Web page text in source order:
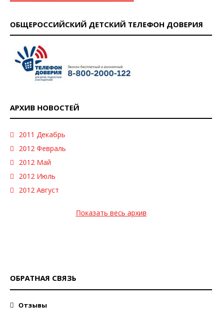
ОБЩЕРОССИЙСКИЙ ДЕТСКИЙ ТЕЛЕФОН ДОВЕРИЯ
АРХИВ НОВОСТЕЙ
2011 Декабрь
2012 Февраль
2012 Май
2012 Июль
2012 Август
Показать весь архив
ОБРАТНАЯ СВЯЗЬ
Отзывы